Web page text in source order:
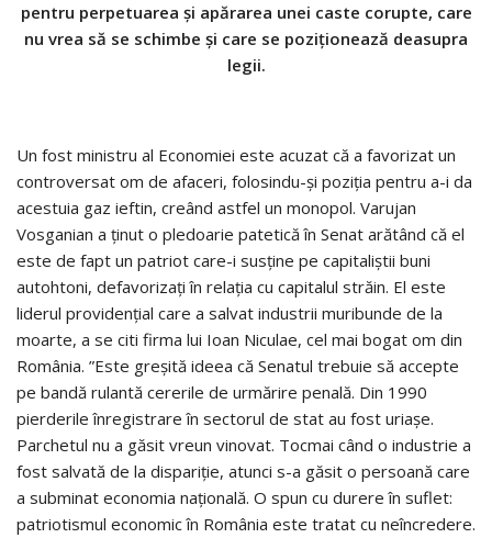
pentru perpetuarea şi apărarea unei caste corupte, care
nu vrea să se schimbe şi care se poziţionează deasupra
legii.
Un fost ministru al Economiei este acuzat că a favorizat un
controversat om de afaceri, folosindu-şi poziţia pentru a-i da
acestuia gaz ieftin, creând astfel un monopol. Varujan
Vosganian a ţinut o pledoarie patetică în Senat arătând că el
este de fapt un patriot care-i susţine pe capitaliştii buni
autohtoni, defavorizaţi în relaţia cu capitalul străin. El este
liderul providenţial care a salvat industrii muribunde de la
moarte, a se citi firma lui Ioan Niculae, cel mai bogat om din
România. ”Este greşită ideea că Senatul trebuie să accepte
pe bandă rulantă cererile de urmărire penală. Din 1990
pierderile înregistrare în sectorul de stat au fost uriaşe.
Parchetul nu a găsit vreun vinovat. Tocmai când o industrie a
fost salvată de la dispariţie, atunci s-a găsit o persoană care
a subminat economia naţională. O spun cu durere în suflet:
patriotismul economic în România este tratat cu neîncredere.